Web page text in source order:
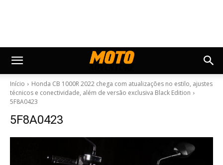
Início
Honda CB 1000R 2022 chega com atualizações no estilo, ajustes
técnicos e conectividade, além de versão exclusiva Black Edition
5F8A0423
5F8A0423